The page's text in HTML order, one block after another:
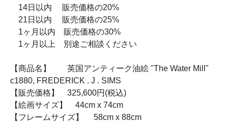
14日以内 販売価格の20%
21日以内 販売価格の25%
1ヶ月以内 販売価格の30%
1ヶ月以上 別途ご相談ください
【商品名】 英国アンティーク油絵 "The Water Mill"
c1880, FREDERICK . J . SIMS
【販売価格】 325,600円(税込)
【絵画サイズ】 44cm x 74cm
【フレームサイズ】 58cm x 88cm